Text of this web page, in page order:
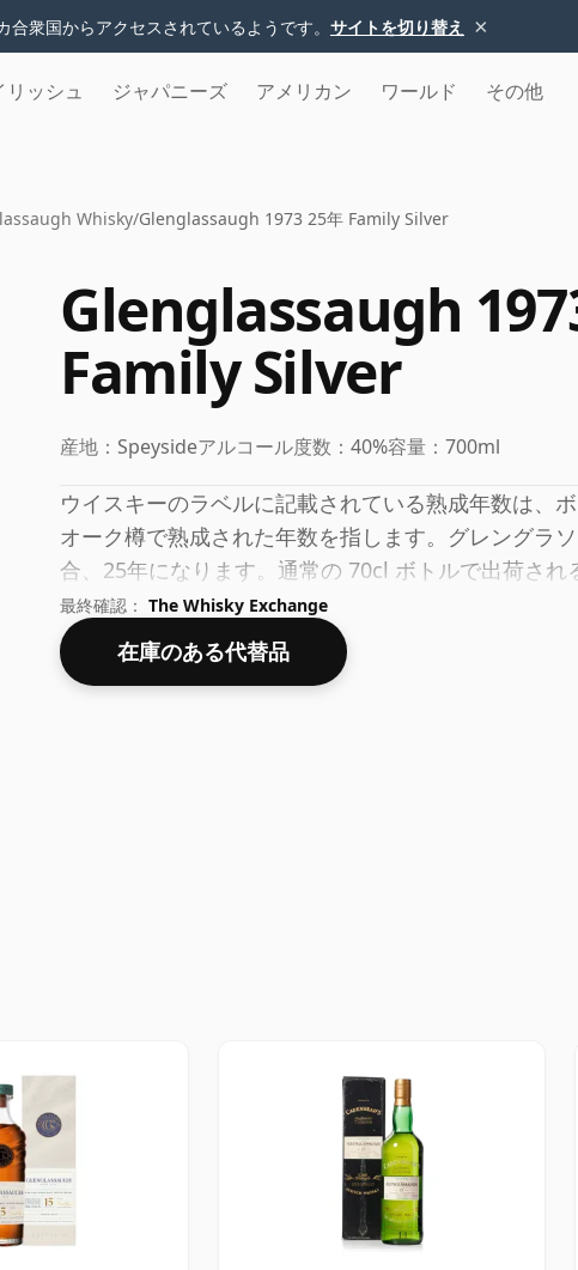
合衆国からアクセスされているようです。 サイトを切り替え ×
リッシュ ジャパニーズ アメリカン ワールド その他
Whisky/Glenglassaugh 1973 25年 Family Silver
Glenglassaugh
Family Silver
産地： Speysideアルコール度数： 40%容量： 700ml
ウイスキーのラベルに記載されている熟成年数は、
オーク樽で熟成された年数を指します。グレングラ
合、25年になります。通常の 70cl ボトルで出荷され
ごく普通の度数です。
最終確認： The Whisky Exchange
在庫のある代替品